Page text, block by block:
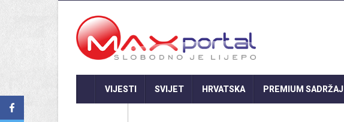
VIJESTI SVIJET HRVATSKA PREMIUM SADRŽAJ